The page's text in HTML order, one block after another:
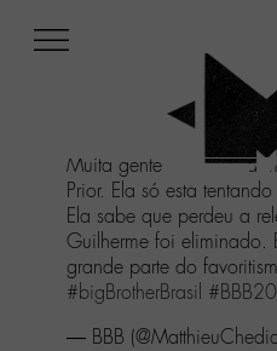
au
menu
Aller
au
contenu
Aller
Muita gente falando da
Prior. Ela só está
Ela sabe que perdeu a
Guilherme foi eliminado.
grande parte do
#bigBrotherBrasil #BBB20
— BBB